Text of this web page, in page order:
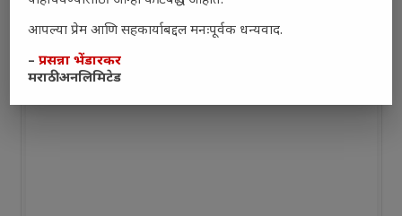
आपल्या प्रेम आणि सहकार्याबद्दल मनःपूर्वक धन्यवाद.
–प्रसन्ना भेंडारकर
मराठी अनलिमिटेड